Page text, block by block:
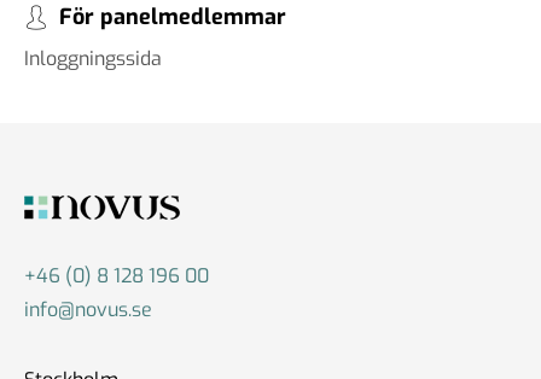
För panelmedlemmar
Inloggningssida
+46 (0) 8 128 196 00
info@novus.se